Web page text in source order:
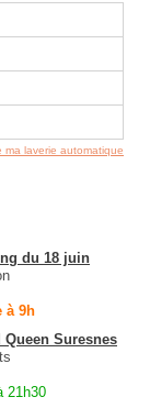
ma laverie automatique
du 18 juin
à 9h
Queen Suresnes
21h30